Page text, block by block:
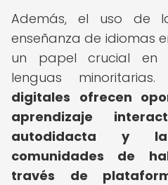
Además, el uso de
enseñanza de idiomas
un papel crucial en
lenguas minoritarias.
digitales ofrecen
aprendizaje
autodidacta y
comunidades de
través de